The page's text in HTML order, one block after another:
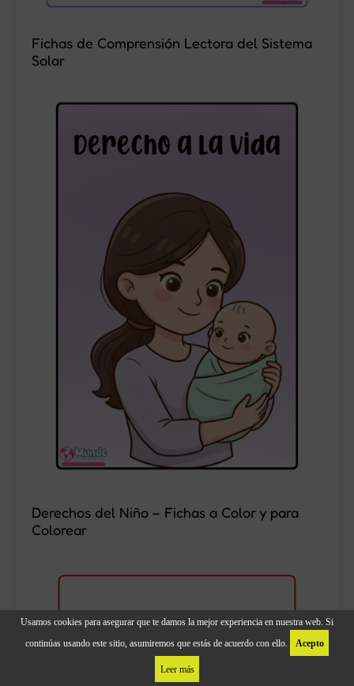
Fichas de Comprensión Lectora del Sistema
Solar
Derechos del Niño – Fichas a Color y para
Colorear
Usamos cookies para asegurar que te damos la mejor experiencia en nuestra web. Si
continúas usando este sitio, asumiremos que estás de acuerdo con ello.
Acepto
Leer más